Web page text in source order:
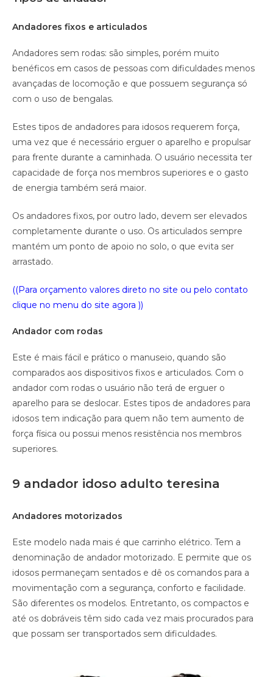
Andadores fixos e articulados
Andadores sem rodas: são simples, porém muito
benéficos em casos de pessoas com dificuldades menos
avançadas de locomoção e que possuem segurança só
com o uso de bengalas.
Estes tipos de andadores para idosos requerem força,
uma vez que é necessário erguer o aparelho e propulsar
para frente durante a caminhada. O usuário necessita ter
capacidade de força nos membros superiores e o gasto
de energia também será maior.
Os andadores fixos, por outro lado, devem ser elevados
completamente durante o uso. Os articulados sempre
mantém um ponto de apoio no solo, o que evita ser
arrastado.
((Para orçamento valores direto no site ou pelo contato
clique no menu do site agora ))
Andador com rodas
Este é mais fácil e prático o manuseio, quando são
comparados aos dispositivos fixos e articulados. Com o
andador com rodas o usuário não terá de erguer o
aparelho para se deslocar. Estes tipos de andadores para
idosos tem indicação para quem não tem aumento de
força física ou possui menos resistência nos membros
superiores.
9 andador idoso adulto teresina
Andadores motorizados
Este modelo nada mais é que carrinho elétrico. Tem a
denominação de andador motorizado. E permite que os
idosos permaneçam sentados e dê os comandos para a
movimentação com a segurança, conforto e facilidade.
São diferentes os modelos. Entretanto, os compactos e
até os dobráveis têm sido cada vez mais procurados para
que possam ser transportados sem dificuldades.